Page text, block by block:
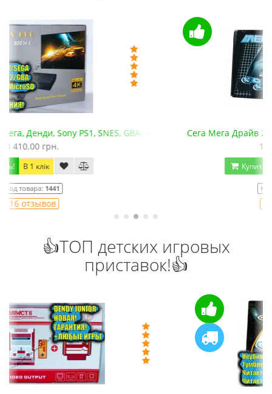
Сега Мега Драйв 2 (ОРИГИНАЛЬНОЕ качество!)
👍ТОП детских игровых
приставок!👍